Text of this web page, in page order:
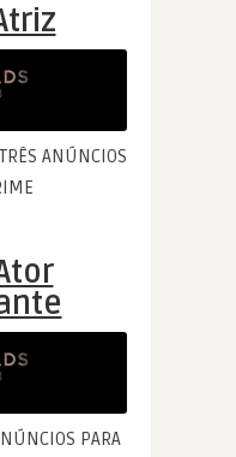
ANÚNCIOS
PARA